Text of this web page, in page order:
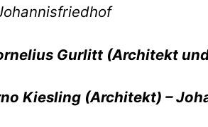
Gurlitt (Architekt
Kiesling (Architekt) –